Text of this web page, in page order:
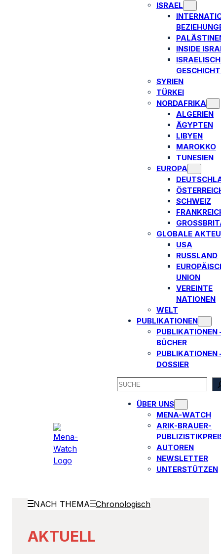
ISRAEL
INSIDE
SYRIEN
TÜRKEI
NORDAFRIKA
ALGERIEN
ÄGYPTEN
LIBYEN
MAROKKO
TUNESIEN
EUROPA
SCHWEIZ
GLOBALE
USA
RUSSLAND
UNION
VEREINTE
NATIONEN
WELT
PUBLIKATIONEN
PUBLIKATIONEN
BÜCHER
PUBLIKATIONEN
DOSSIER
SEARCH
ÜBER UNS
MENA-WATCH
ARIK-BRAUER-
AUTOREN​
NEWSLETTER
UNTERSTÜTZEN
NACH THEMA Chronologisch
AKTUELL